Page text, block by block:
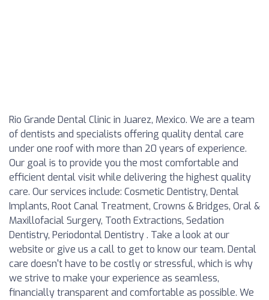
Rio Grande Dental Clinic in Juarez, Mexico. We are a team
of dentists and specialists offering quality dental care
under one roof with more than 20 years of experience.
Our goal is to provide you the most comfortable and
efficient dental visit while delivering the highest quality
care. Our services include: Cosmetic Dentistry, Dental
Implants, Root Canal Treatment, Crowns & Bridges, Oral &
Maxillofacial Surgery, Tooth Extractions, Sedation
Dentistry, Periodontal Dentistry . Take a look at our
website or give us a call to get to know our team. Dental
care doesn't have to be costly or stressful, which is why
we strive to make your experience as seamless,
financially transparent and comfortable as possible. We